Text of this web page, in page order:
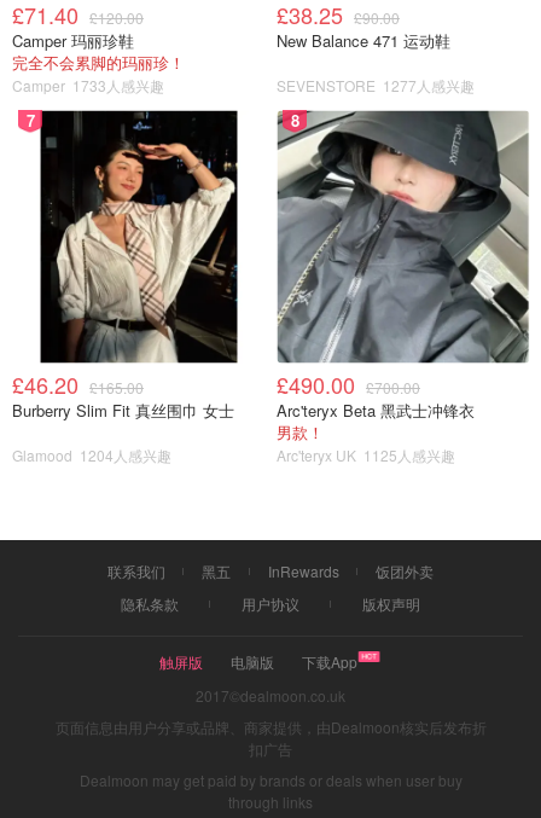
3.出门远足装？牛仔裤适合方便做事情，运动衫。运动鞋休
闲，一双好的运动鞋真的很重要。
£71.40 £120.00
Camper 玛丽珍鞋
完全不会累脚的玛丽珍！
Camper 1733人感兴趣
£38.25 £90.00
New Balance 471 运动鞋
SEVENSTORE 1277人感兴趣
7
£46.20 £165.00
Burberry Slim Fit 真丝围巾 女士
Glamood 1204人感兴趣
8
£490.00 £700.00
Arc'teryx Beta 黑武士冲锋衣
男款！
Arc'teryx UK 1125人感兴趣
联系我们 黑五 InRewards
饭团外卖
隐私条款
用户协议 版权声明
触屏版 电脑版
下载App
2017©dealmoon.co.uk
页面信息由用户分享或品牌、商家提供，由Dealmoon核实后发布折
扣广告
Dealmoon may get paid by brands or deals when user buy
through links